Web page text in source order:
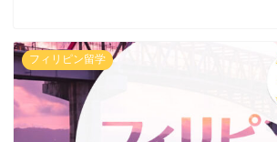
フィリピン留学